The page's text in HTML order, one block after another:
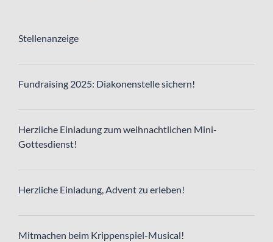
Stellenanzeige
Fundraising 2025: Diakonenstelle sichern!
Herzliche Einladung zum weihnachtlichen Mini-
Gottesdienst!
Herzliche Einladung, Advent zu erleben!
Mitmachen beim Krippenspiel-Musical!